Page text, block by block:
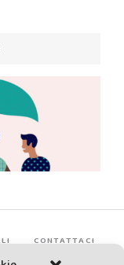
CONTATTACI